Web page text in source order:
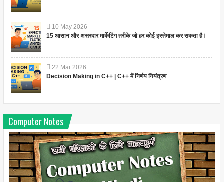
10 May 2026
15 आसान और असरदार मार्केटिंग तरीके जो हर कोई इस्तेमाल कर सकता है।
22 Mar 2026
Decision Making in C++ | C++ में निर्णय नियंत्रण
Computer Notes